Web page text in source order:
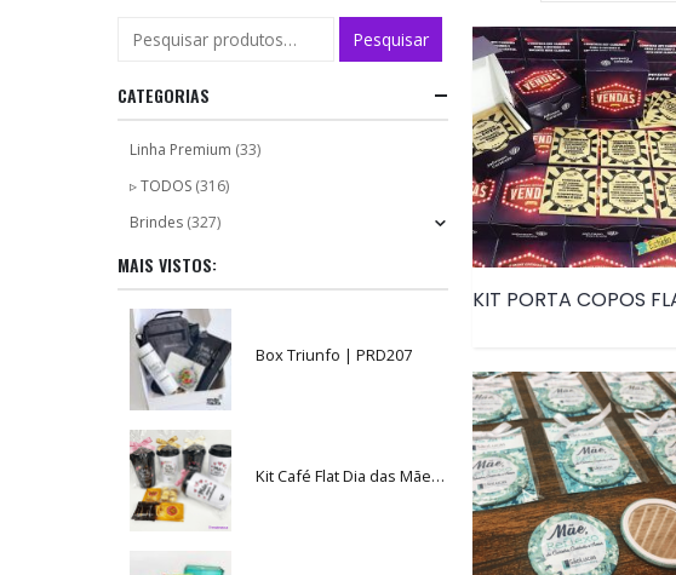
Pesquisar
CATEGORIAS
Linha Premium (33)
▹ TODOS (316)
Brindes (327)
MAIS VISTOS:
Box Triunfo | PRD207
Kit Café Flat Dia das Mães | PRD168